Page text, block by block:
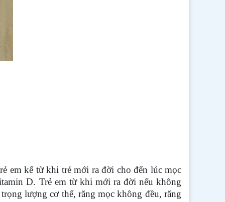
em kể từ khi trẻ mới ra đời cho đến lúc mọc
D. Trẻ em từ khi mới ra đời nếu không
lượng cơ thể, răng mọc không đều, răng